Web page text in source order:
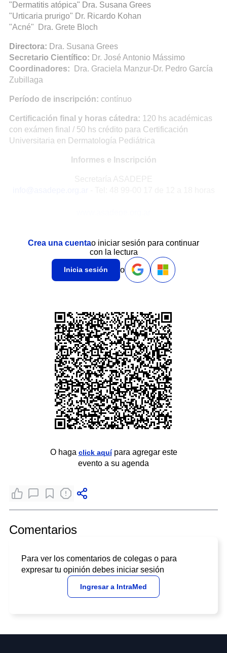
"Dermatitis atópica" Dra. Susana Grees
"Urticaria prurigo" Dr. Ricardo Kohan
"Acné" Dra. Grete Bloch
Directora: Dra. Susana Grees
Secretario Científico: Dr. José Antonio Mássimo
Coordinadores: Dra. Graciela Manzur-Dr. Pedro García
Zubillaga
Período de inscripción: contínuo
Certificación final y horas cátedra: 120 hs académicas
con exámen final / 50 hs crédito para Certificación
Universitaria en Dermatología Pediátrica
Informes e Inscripción
Secretaría ASADEPE
Crea una cuentao iniciar sesión para continuar
con la lectura
Inicia sesión o
O haga click aquípara agregar este
evento a su agenda
Comentarios
Para ver los comentarios de colegas o para
expresar tu opinión debes iniciar sesión
Ingresar a IntraMed